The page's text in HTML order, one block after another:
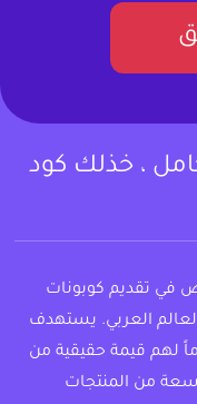
، خذلك كود
في تقديم كوبونات
العربي. يستهدف
لهم قيمة حقيقية من
من المنتجات